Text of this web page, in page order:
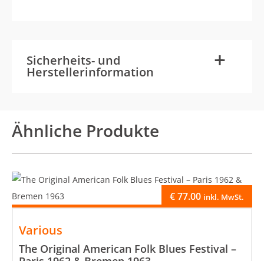
Sicherheits- und
Herstellerinformation +
-
Ähnliche Produkte
Various
The Original American Folk Blues Festival –
€77.00 inkl. MwSt.